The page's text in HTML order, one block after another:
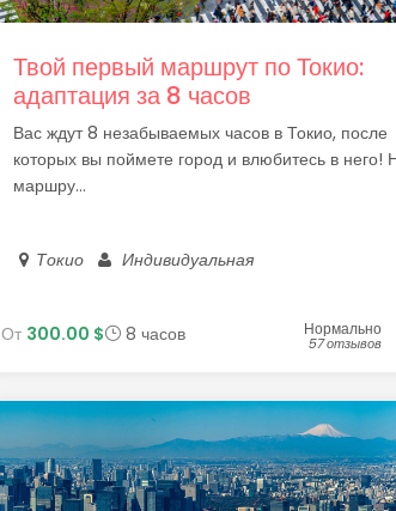
Твой первый маршрут по Токио:
адаптация за 8 часов
Вас ждут 8 незабываемых часов в Токио, после
которых вы поймете город и влюбитесь в него!
маршру...
Токио Индивидуальная
От 300.00 $ 8 часов Нормально
57 отзывов